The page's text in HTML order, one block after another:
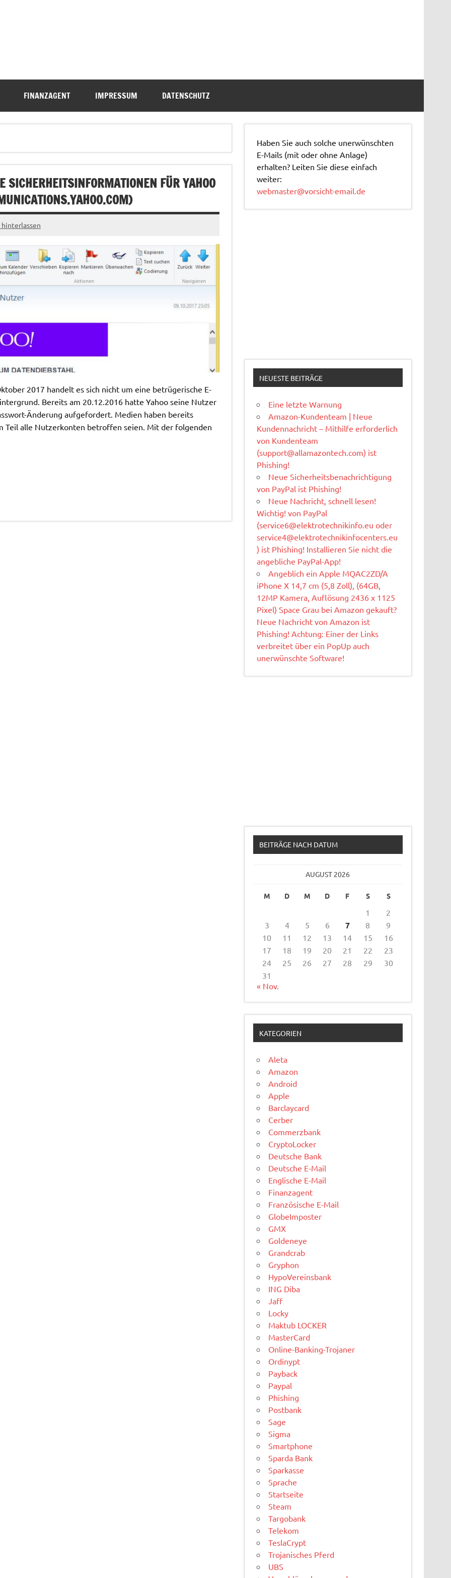
FINANZAGENT IMPRESSUM DATENSCHUTZ
FÜR YAHOO
)
2017 handelt es sich nicht um eine betrügerische E-
Bereits am 20.12.2016 hatte Yahoo seine Nutzer
Änderung aufgefordert. Medien haben bereits
Teil alle Nutzerkonten betroffen seien. Mit der folgenden
Haben Sie auch solche unerwünschten
E-Mails (mit oder ohne Anlage)
erhalten? Leiten Sie diese einfach
weiter:
webmaster@vorsicht-email.de
NEUESTE BEITRÄGE
Eine letzte Warnung
Amazon-Kundenteam | Neue
Kundennachricht – Mithilfe erforderlich
von Kundenteam
(support@allamazontech.com) ist
Phishing!
Neue Sicherheitsbenachrichtigung
von PayPal ist Phishing!
Neue Nachricht, schnell lesen!
Wichtig! von PayPal
(service6@elektrotechnikinfo.eu oder
service4@elektrotechnikinfocenters.eu
) ist Phishing! Installieren Sie nicht die
angebliche PayPal-App!
Angeblich ein Apple MQAC2ZD/A
iPhone X 14,7 cm (5,8 Zoll), (64GB,
12MP Kamera, Auflösung 2436 x 1125
Pixel) Space Grau bei Amazon gekauft?
Neue Nachricht von Amazon ist
Phishing! Achtung: Einer der Links
verbreitet über ein PopUp auch
unerwünschte Software!
BEITRÄGE NACH DATUM
AUGUST 2026
M D M D F S S
1
2
3
4 5 6 7 8
9
10
11 12 13 14 15
16
17
18 19 20 21 22
23
24
25 26 27 28 29
30
31
« Nov.
KATEGORIEN
Aleta
Amazon
Android
Apple
Barclaycard
Cerber
Commerzbank
CryptoLocker
Deutsche Bank
Deutsche E-Mail
Englische E-Mail
Finanzagent
Französische E-Mail
GlobeImposter
GMX
Goldeneye
Grandcrab
Gryphon
HypoVereinsbank
ING Diba
Jaff
Locky
Maktub LOCKER
MasterCard
Online-Banking-Trojaner
Ordinypt
Payback
Paypal
Phishing
Postbank
Sage
Sigma
Smartphone
Sparda Bank
Sparkasse
Sprache
Startseite
Steam
Targobank
Telekom
TeslaCrypt
Trojanisches Pferd
UBS